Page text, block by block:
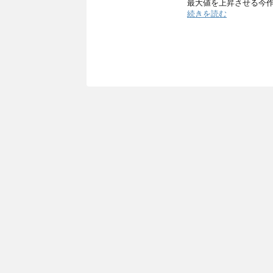
最大値を上昇させる今
続きを読む